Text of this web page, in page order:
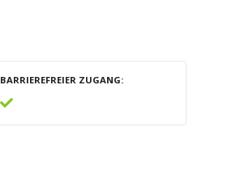
BARRIEREFREIER ZUGANG